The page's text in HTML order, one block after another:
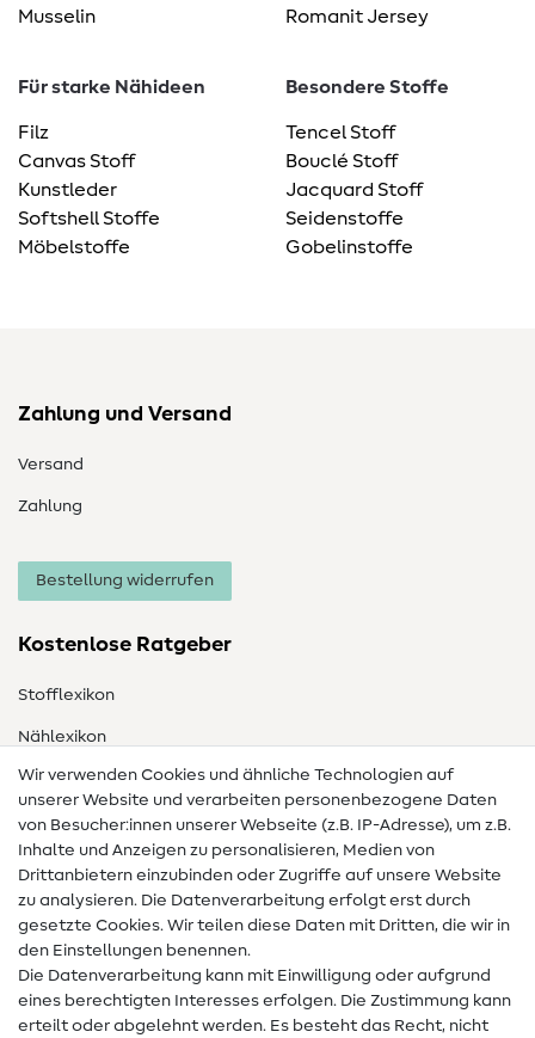
Musselin
Romanit Jersey
Für starke Nähideen
Filz
Canvas Stoff
Kunstleder
Softshell Stoffe
Möbelstoffe
Besondere Stoffe
Tencel Stoff
Bouclé Stoff
Jacquard Stoff
Seidenstoffe
Gobelinstoffe
Zahlung und Versand
Versand
Zahlung
Bestellung widerrufen
Kostenlose Ratgeber
Stofflexikon
Nählexikon
Nähanleitungen
Hilfe & Kontakt
Kontakt
Infos zum Betreiberwechsel
Widerrufsrecht
Wir verwenden Cookies und ähnliche Technologien auf
unserer Website und verarbeiten personenbezogene Daten
von Besucher:innen unserer Webseite (z.B. IP-Adresse), um z.B.
Inhalte und Anzeigen zu personalisieren, Medien von
Drittanbietern einzubinden oder Zugriffe auf unsere Website
zu analysieren. Die Datenverarbeitung erfolgt erst durch
gesetzte Cookies. Wir teilen diese Daten mit Dritten, die wir in
den Einstellungen benennen.
Die Datenverarbeitung kann mit Einwilligung oder aufgrund
eines berechtigten Interesses erfolgen. Die Zustimmung kann
erteilt oder abgelehnt werden. Es besteht das Recht, nicht